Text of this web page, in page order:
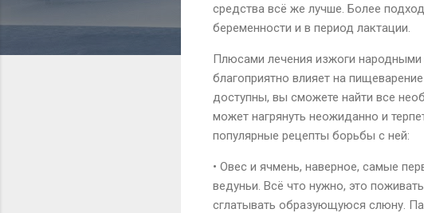
средства всё же лучше. Более
беременности и в период лактации.
Плюсами лечения изжоги народными
благоприятно влияет на
доступны, вы сможете найти все
может нагрянуть неожиданно и
популярные рецепты борьбы с ней:
• Овес и ячмень, наверное, самые
ведуньи. Всё что нужно, это
сглатывать образующуюся слюну.